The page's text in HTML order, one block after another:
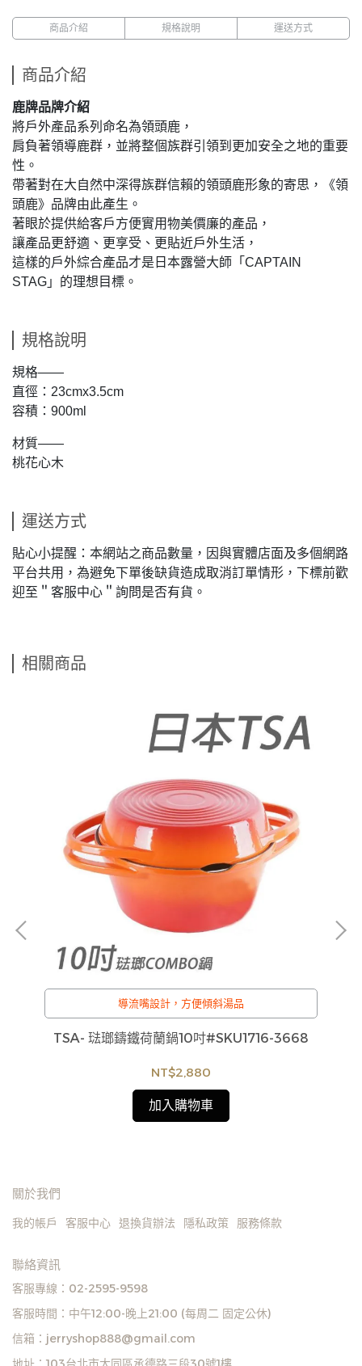
商品介紹 規格說明 運送方式
商品介紹
鹿牌品牌介紹
將戶外產品系列命名為領頭鹿，
肩負著領導鹿群，並將整個族群引領到更加安全之地的重要
性。
帶著對在大自然中深得族群信賴的領頭鹿形象的寄思，《領
頭鹿》品牌由此產生。
著眼於提供給客戶方便實用物美價廉的產品，
讓產品更舒適、更享受、更貼近戶外生活，
這樣的戶外綜合產品才是日本露營大師「CAPTAIN
STAG」的理想目標。
規格說明
規格——
直徑：23cmx3.5cm
容積：900ml
材質——
桃花心木
運送方式
貼心小提醒：本網站之商品數量，因與實體店面及多個網路
平台共用，為避免下單後缺貨造成取消訂單情形，下標前歡
迎至＂客服中心＂詢問是否有貨。
相關商品
導流嘴設計，方便傾斜湯品
TSA- 琺瑯鑄鐵荷蘭鍋10吋#SKU1716-3668
NT$2,880
加入購物車
關於我們
我的帳戶 客服中心 退換貨辦法 隱私政策 服務條款
聯絡資訊
客服專線：02-2595-9598
客服時間：中午12:00-晚上21:00 (每周二 固定公休)
信箱：jerryshop888@gmail.com